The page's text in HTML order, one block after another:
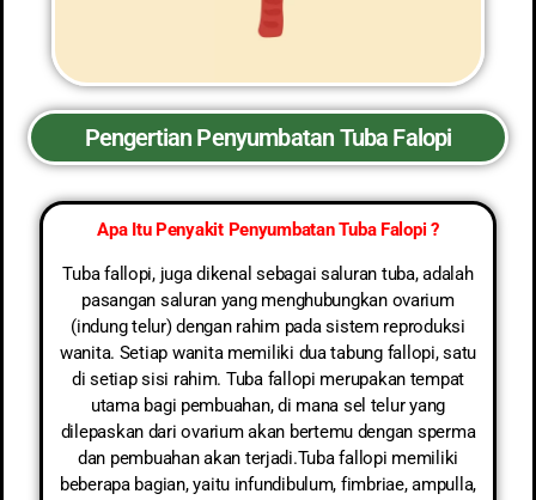
Pengertian Penyumbatan Tuba Falopi
Apa Itu Penyakit Penyumbatan Tuba Falopi ?
Tuba fallopi, juga dikenal sebagai saluran tuba, adalah
pasangan saluran yang menghubungkan ovarium
(indung telur) dengan rahim pada sistem reproduksi
wanita. Setiap wanita memiliki dua tabung fallopi, satu
di setiap sisi rahim. Tuba fallopi merupakan tempat
utama bagi pembuahan, di mana sel telur yang
dilepaskan dari ovarium akan bertemu dengan sperma
dan pembuahan akan terjadi.Tuba fallopi memiliki
beberapa bagian, yaitu infundibulum, fimbriae, ampulla,